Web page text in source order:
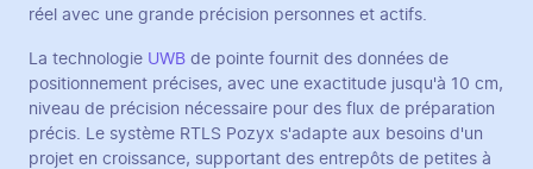
réel avec une grande précision personnes et actifs.
La technologie UWB de pointe fournit des données de
positionnement précises, avec une exactitude jusqu'à 10 cm,
niveau de précision nécessaire pour des flux de préparation
précis. Le système RTLS Pozyx s'adapte aux besoins d'un
projet en croissance, supportant des entrepôts de petites à